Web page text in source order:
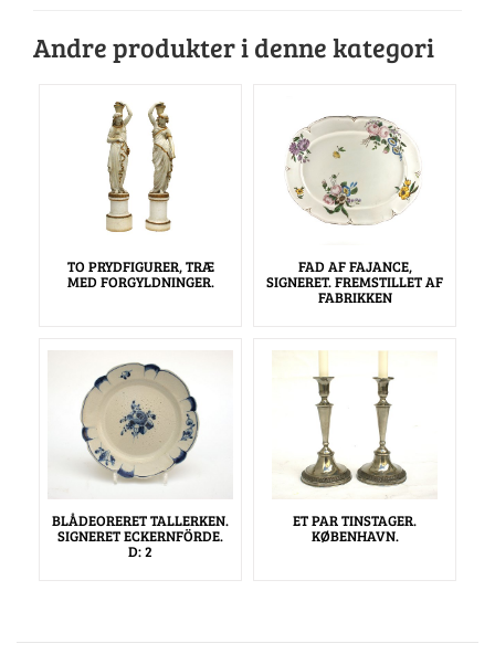
Andre produkter i denne kategori
TO PRYDFIGURER, TRÆ
MED FORGYLDNINGER.
FAD AF FAJANCE,
SIGNERET. FREMSTILLET AF
FABRIKKEN
BLÅDEORERET TALLERKEN.
SIGNERET ECKERNFÖRDE.
D: 2
ET PAR TINSTAGER.
KØBENHAVN.